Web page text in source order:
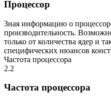
Процессор
Зная информацию о
производительность.
только от количества ядер и
специфических нюансов
Частота процессора
2.2
Частота процессора